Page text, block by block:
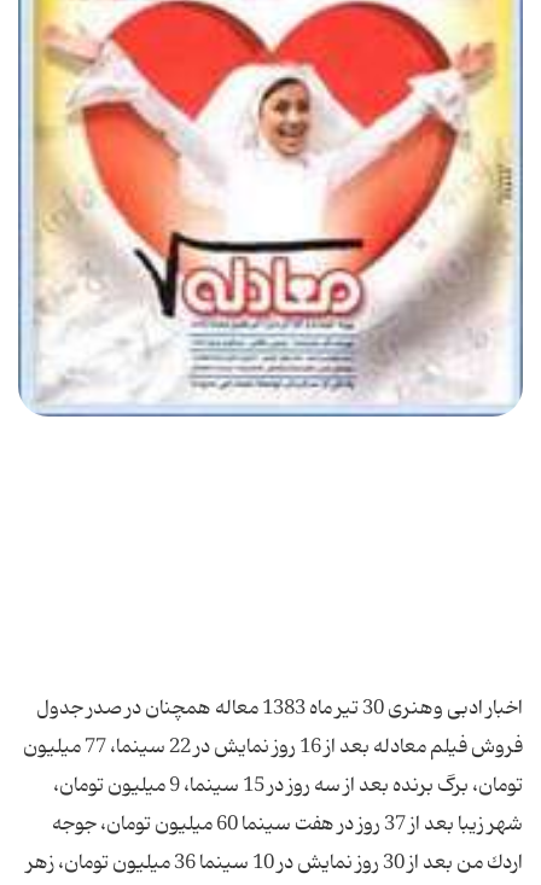
اخبار ادبی وهنری 30 تیر ماه 1383 معاله همچنان در صدر جدول
فروش فیلم معادله بعد از 16 روز نمایش در 22 سینما، 77 میلیون
تومان، برگ برنده بعد از سه روز در 15 سینما، 9 میلیون تومان،
شهر زیبا بعد از 37 روز در هفت سینما 60 میلیون تومان، جوجه
اردك من بعد از 30 روز نمایش در 10 سینما 36 میلیون تومان، زهر